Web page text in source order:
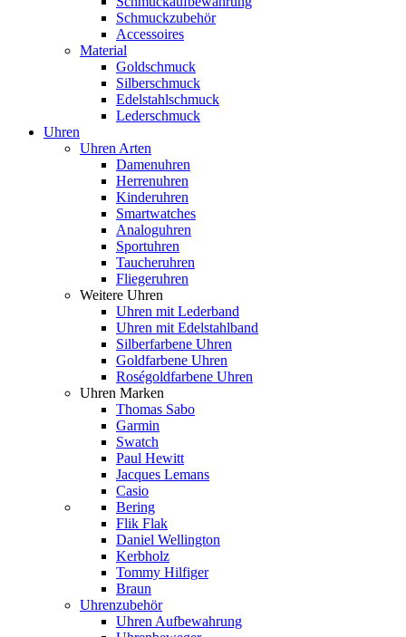
Schmuckzubehör
Accessoires
Material
Goldschmuck
Silberschmuck
Edelstahlschmuck
Lederschmuck
Uhren
Uhren Arten
Damenuhren
Herrenuhren
Kinderuhren
Smartwatches
Analoguhren
Sportuhren
Taucheruhren
Fliegeruhren
Weitere Uhren
Uhren mit Lederband
Uhren mit Edelstahlband
Silberfarbene Uhren
Goldfarbene Uhren
Roségoldfarbene Uhren
Uhren Marken
Thomas Sabo
Garmin
Swatch
Paul Hewitt
Jacques Lemans
Casio
Bering
Flik Flak
Daniel Wellington
Kerbholz
Tommy Hilfiger
Braun
Uhrenzubehör
Uhren Aufbewahrung